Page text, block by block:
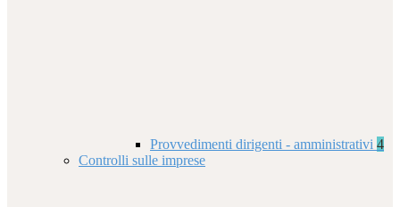
Provvedimenti dirigenti - amministrativi 4
Controlli sulle imprese